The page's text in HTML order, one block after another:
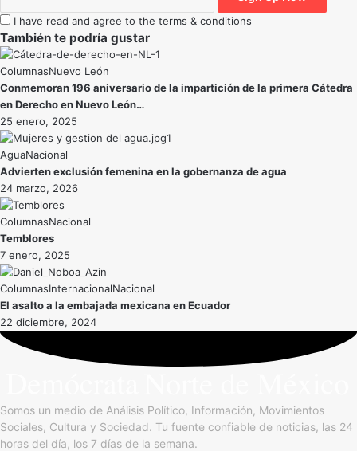
I have read and agree to the terms & conditions
También te podría gustar
Nuevo León
Conmemoran 196 aniversario de la impartición de la primera Cátedra
en Derecho en Nuevo León…
25 enero, 2025
AguaNacional
Advierten exclusión femenina en la gobernanza de agua
24 marzo, 2026
Nacional
Temblores
7 enero, 2025
InternacionalNacional
El asalto a la embajada mexicana en Ecuador
22 diciembre, 2024
Somos un medio de Análisis Político, Información, Movimientos
Sociales, Cultura y Sociedad. Tu fuente confiable de noticias, las 24
horas del día, los 7 días de la semana.